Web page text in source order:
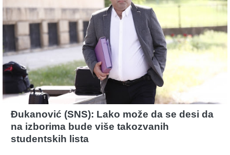
Đukanović (SNS): Lako može da se desi da
na izborima bude više takozvanih
studentskih lista